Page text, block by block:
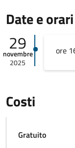
Date e orari
29
novembre
2025
ore
Costi
Gratuito